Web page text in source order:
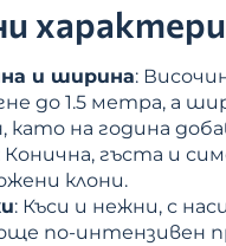
и ширина:
до 1.5 метра, а
като на година
Конична, гъста и
клони.
: Къси и нежни, с
по-интензивен